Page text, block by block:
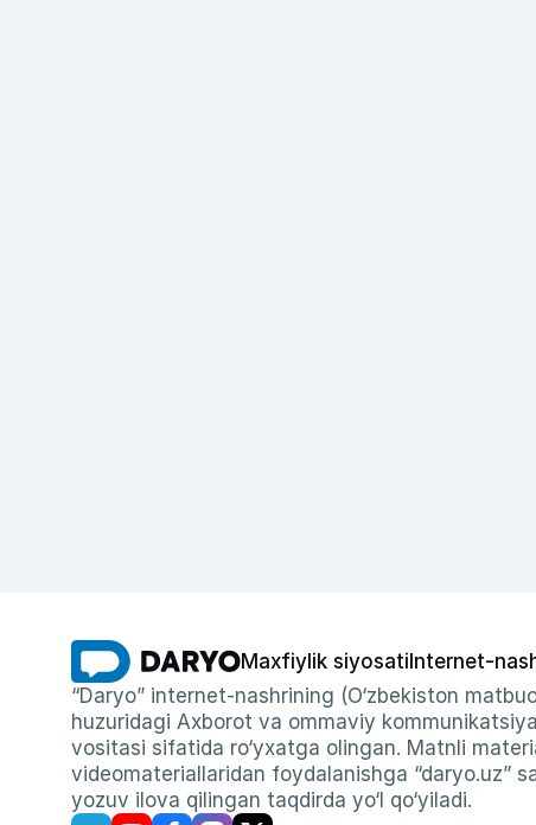
Maxfiylik siyosati Internet-
“Daryo” internet-nashrining (O‘zbekiston
huzuridagi Axborot va ommaviy
vositasi sifatida ro‘yxatga olingan. Matnli
videomateriallaridan foydalanishga “daryo.uz”
yozuv ilova qilingan taqdirda yo‘l qo‘yiladi.